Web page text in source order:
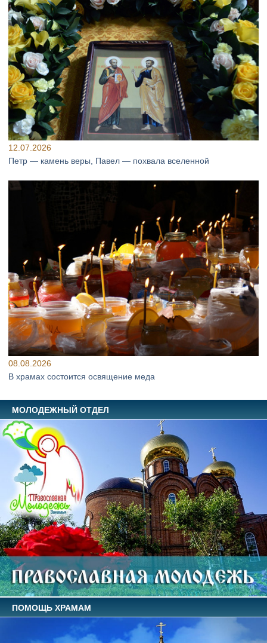
12.07.2026
Петр — камень веры, Павел — похвала вселенной
08.08.2026
В храмах состоится освящение меда
МОЛОДЕЖНЫЙ ОТДЕЛ
ПОМОЩЬ ХРАМАМ